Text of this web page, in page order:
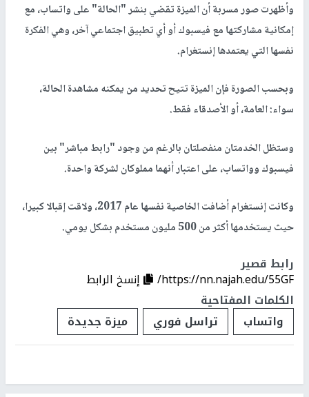
وأظهرت صور مسربة أن الميزة تقضي بنشر "الحالة" على واتساب، مع
إمكانية مشاركتها مع فيسبوك أو أي تطبيق اجتماعي آخر، وهي الفكرة
نفسها التي يعتمدها إنستغرام.
وبحسب الصورة فإن الميزة تتيح تحديد من يمكنه مشاهدة الحالة،
سواء: العامة، أو الأصدقاء فقط.
وستظل الخدمتان منفصلتان بالرغم من وجود "رابط مباشر" بين
فيسبوك وواتساب، على اعتبار أنهما مملوكان لشركة واحدة.
وكانت إنستغرام أضافت الخاصية نفسها عام 2017، ولاقت إقبالا كبيرا،
حيث يستخدمها أكثر من 500 مليون مستخدم بشكل يومي.
رابط قصير
https://nn.najah.edu/55GF/
إنسخ الرابط
الكلمات المفتاحية
واتساب
تراسل فوري ميزة جديدة